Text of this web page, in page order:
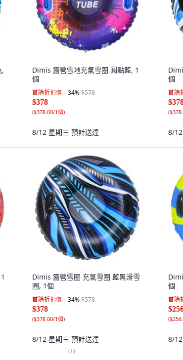
,
Dimis 露營雪地充氣雪圈 圓點藍, 1
個
首購折扣價 34%$578
$378
($378.00/1個)
8/12 星期三 預計送達
個
首購
(
8/
Dimis 露營雪圈 充氣雪圈 藍黑滑雪
圈, 1個
首購折扣價 34%$578
$378
($378.00/1個)
8/12 星期三 預計送達
(1)
個
首購
(
8/